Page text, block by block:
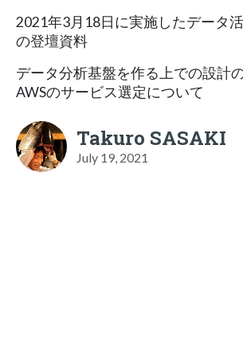
2021年3月18日に実施したデータ
の登壇資料
データ分析基盤を作る上での設計
AWSのサービス選定について
Takuro SASAKI
July 19, 2021